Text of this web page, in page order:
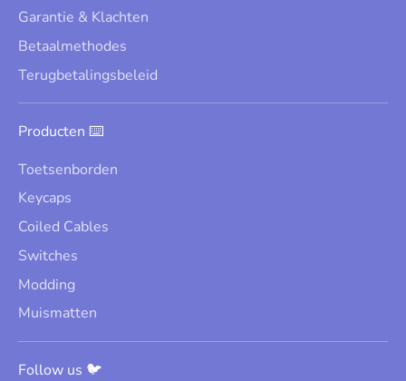
Garantie & Klachten
Betaalmethodes
Terugbetalingsbeleid
Producten ⌨️
Toetsenborden
Keycaps
Coiled Cables
Switches
Modding
Muismatten
Follow us 🐦